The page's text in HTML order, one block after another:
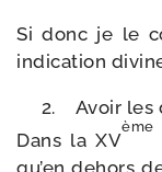
Si donc je le
indi­ca­tion
Avoir les
Dans la XV
ème
qu’en dehors